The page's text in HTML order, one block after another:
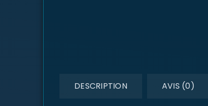
DESCRIPTION AVIS (0)